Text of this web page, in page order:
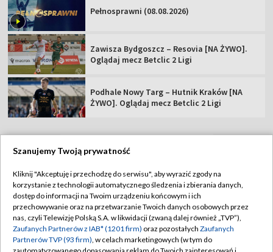
Pełnosprawni (08.08.2026)
Zawisza Bydgoszcz – Resovia [NA ŻYWO].
Oglądaj mecz Betclic 2 Ligi
Podhale Nowy Targ – Hutnik Kraków [NA
ŻYWO]. Oglądaj mecz Betclic 2 Ligi
Abonament TVP
Sklep TVP
Biuro Reklamy
Oferta Handlowa
Regulamin TVP
Polityka prywatności
Moje zgody
Biuro reklamy
Szanujemy Twoją prywatność
Kliknij "Akceptuję i przechodzę do serwisu", aby wyrazić zgody na
korzystanie z technologii automatycznego śledzenia i zbierania danych,
dostęp do informacji na Twoim urządzeniu końcowym i ich
przechowywanie oraz na przetwarzanie Twoich danych osobowych przez
nas, czyli Telewizję Polską S.A. w likwidacji (zwaną dalej również „TVP”),
Zaufanych Partnerów z IAB* (1201 firm) oraz pozostałych Zaufanych
Partnerów TVP (93 firm), w celach marketingowych (w tym do